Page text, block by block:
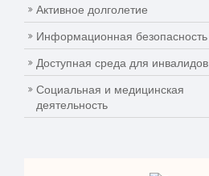
Активное долголетие
Информационная безопасность
Доступная среда для инвалидов
Социальная и медицинская
деятельность